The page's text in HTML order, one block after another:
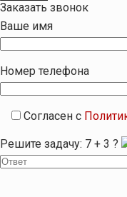
Заказать звонок
Ваше имя
Номер телефона
Согласен с
Решите задачу: 7 + 3 ?